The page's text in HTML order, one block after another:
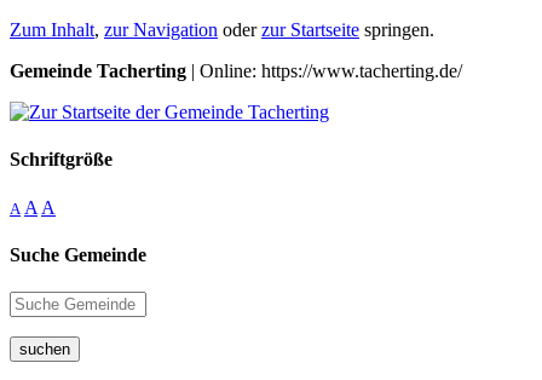
Zum Inhalt, zur Navigation oderzur Startseite springen.
Gemeinde Tacherting | Online: https://www.tacherting.de/
Schriftgröße
A A A
Suche Gemeinde
suchen